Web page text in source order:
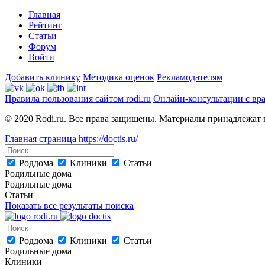
Главная
Рейтинг
Статьи
Форум
Войти
Добавить клинику Методика оценок Рекламодателям
Правила пользования сайтом rodi.ru Онлайн-консультации с
© 2020 Rodi.ru. Все права защищены. Материалы принадлежат
Главная страница https://doctis.ru/
Роддома Клиники
Статьи
Родильные дома
Родильные дома
Статьи
Показать все результаты поиска
Роддома Клиники
Статьи
Родильные дома
Клиники